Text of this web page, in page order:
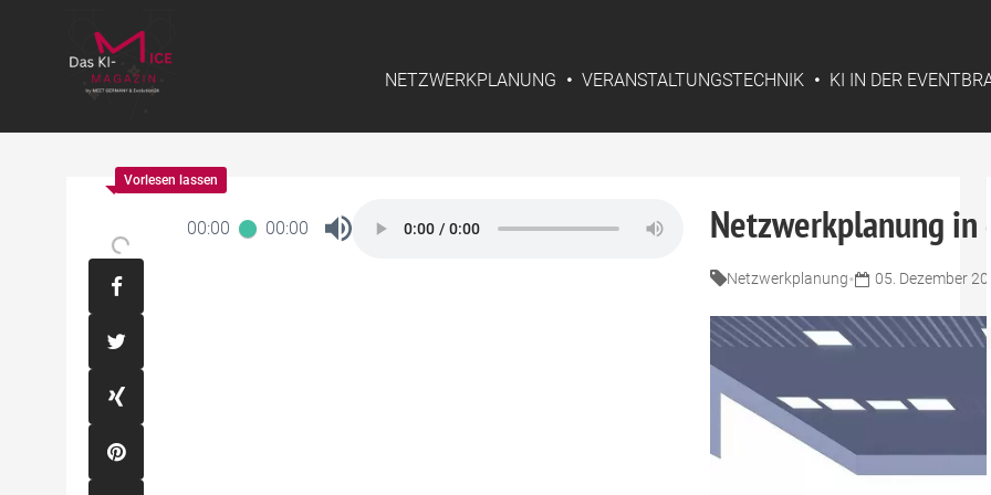
NETZWERKPLANUNG VERANSTALTUNGSTECHNIK KI IN DER
00:00 00:00 Netzwerkplanung in
Netzwerkplanung• 05. Dezember